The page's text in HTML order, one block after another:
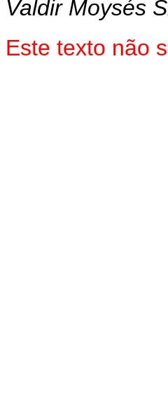
Valdir Moysés
Este texto não